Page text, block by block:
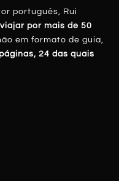
(Alberto Caeiro)
português, Rui
viajar por mais de 50
em formato de guia,
24 das quais